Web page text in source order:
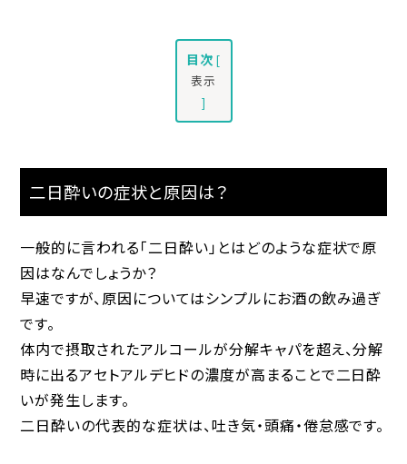
目次 [
表示
]
二日酔いの症状と原因は？
一般的に言われる「二日酔い」とはどのような症状で原
因はなんでしょうか？
早速ですが、原因についてはシンプルにお酒の飲み過ぎ
です。
体内で摂取されたアルコールが分解キャパを超え、分解
時に出るアセトアルデヒドの濃度が高まることで二日酔
いが発生します。
二日酔いの代表的な症状は、吐き気・頭痛・倦怠感です。